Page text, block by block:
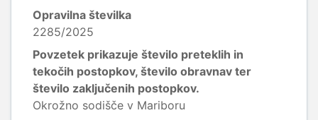
Opravilna številka
2285/2025
Povzetek prikazuje število preteklih in
tekočih postopkov, število obravnav ter
število zaključenih postopkov.
Okrožno sodišče v Mariboru